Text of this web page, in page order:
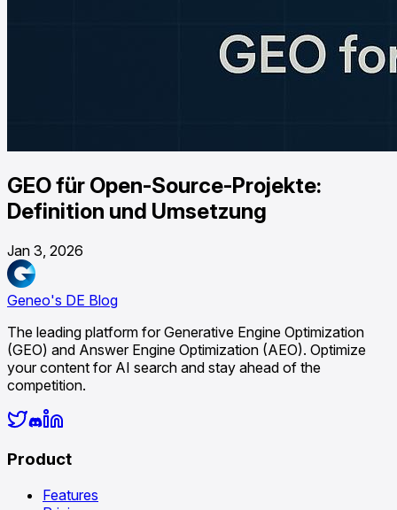
GEO für Open-Source-Projekte:
Definition und Umsetzung
Jan 3, 2026
Geneo's DE Blog
The leading platform for Generative Engine Optimization
(GEO) and Answer Engine Optimization (AEO). Optimize
your content for AI search and stay ahead of the
competition.
Product
Features